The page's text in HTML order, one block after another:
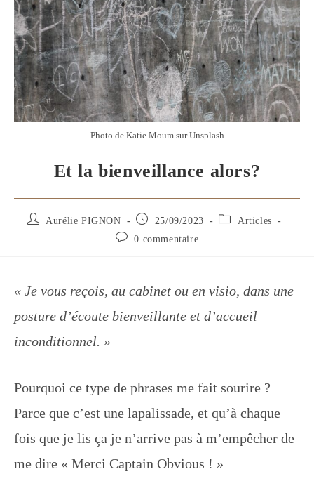
Photo de Katie Moum sur Unsplash
Et la bienveillance alors?
Auteur/autrice
Aurélie PIGNON
Publication
25/09/2023
Post Articles
Commentaires
0 commentaire
« Je vous reçois, au cabinet ou en visio, dans une
posture d’écoute bienveillante et d’accueil
inconditionnel. »
Pourquoi ce type de phrases me fait sourire ?
Parce que c’est une lapalissade, et qu’à chaque
fois que je lis ça je n’arrive pas à m’empêcher de
me dire « Merci Captain Obvious ! »